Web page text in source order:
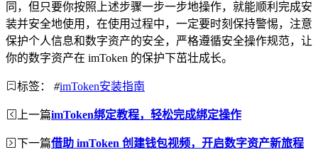
同，但只要你按照上述步骤一步一步地操作，就能顺利完成安
装并安全地使用，在使用过程中，一定要时刻保持警惕，注意
保护个人信息和数字资产的安全，严格遵循安全操作规范，让
你的数字资产在 imToken 的保护下茁壮成长。
标签： #imToken安装指南
上一篇imToken绑定教程，轻松完成绑定操作
下一篇借助 imToken 创建钱包视频，开启数字资产新旅程